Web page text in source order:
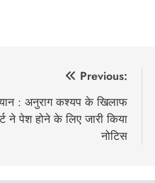
Previous:
: अनुराग कश्यप के खिलाफ
ने पेश होने के लिए जारी किया
नोटिस